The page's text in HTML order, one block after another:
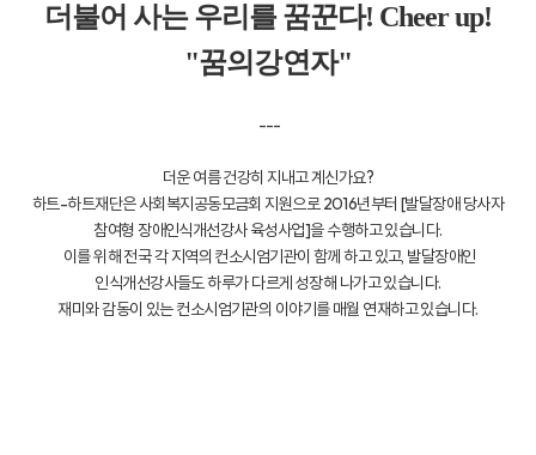
더불어 사는 우리를 꿈꾼다! Cheer up!
"꿈의강연자"
---
더운 여름 건강히 지내고 계신가요?
하트-하트재단은 사회복지공동모금회 지원으로 2016년부터 [발달장애 당사자
참여형 장애인식개선강사 육성사업]을 수행하고 있습니다.
이를 위해 전국 각 지역의 컨소시엄기관이 함께 하고 있고, 발달장애인
인식개선강사들도 하루가 다르게 성장해 나가고 있습니다.
재미와 감동이 있는 컨소시엄기관의 이야기를 매월 연재하고 있습니다.